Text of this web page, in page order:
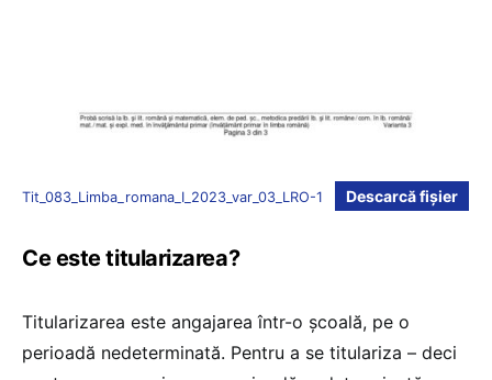
Tit_083_Limba_romana_I_2023_var_03_LRO-1 Descarcă fișier
Ce este titularizarea?
Titularizarea este angajarea într-o școală, pe o
perioadă nedeterminată. Pentru a se titulariza – deci